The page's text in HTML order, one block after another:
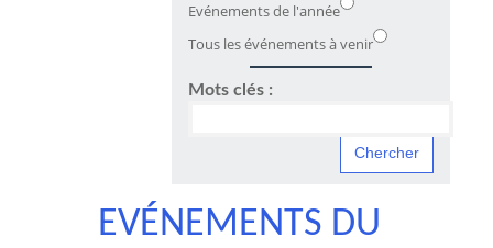
Evénements de l'année
Tous les événements à venir
Mots clés :
EVÉNEMENTS DU